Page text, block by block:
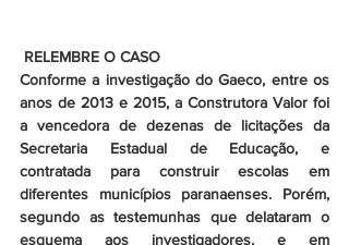
RELEMBRE O CASO
Conforme a investigação do Gaeco, entre os
anos de 2013 e 2015, a Construtora Valor foi
a vencedora de dezenas de licitações da
Secretaria Estadual de Educação, e
contratada para construir escolas em
diferentes municípios paranaenses. Porém,
segundo as testemunhas que delataram o
esquema aos investigadores, e em